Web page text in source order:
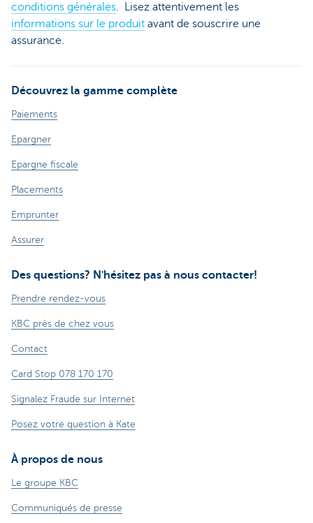
conditions générales. Lisez attentivement les
informations sur le produit avant de souscrire une
assurance.
Découvrez la gamme complète
Paiements
Epargner
Epargne fiscale
Placements
Emprunter
Assurer
Des questions? N'hésitez pas à nous contacter!
Prendre rendez-vous
KBC près de chez vous
Contact
Card Stop 078 170 170
Signalez Fraude sur Internet
Posez votre question à Kate
À propos de nous
Le groupe KBC
Communiqués de presse